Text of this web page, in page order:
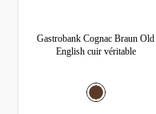
Gastrobank Cognac Braun Old
English cuir véritable
Sélectionnez
Marron